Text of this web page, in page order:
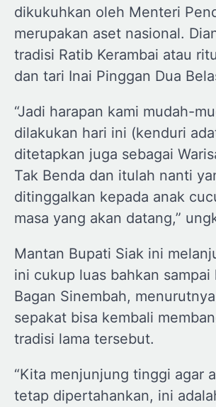
dikukuhkan oleh Menteri
merupakan aset nasional.
tradisi Ratib Kerambai atau
dan tari Inai Pinggan Dua
“Jadi harapan kami mudah-
dilakukan hari ini (kenduri
ditetapkan juga sebagai
Tak Benda dan itulah nanti
ditinggalkan kepada anak
masa yang akan datang,”
Mantan Bupati Siak ini
ini cukup luas bahkan sampai
Bagan Sinembah,
sepakat bisa kembali
tradisi lama tersebut.
“Kita menjunjung tinggi agar
tetap dipertahankan, ini